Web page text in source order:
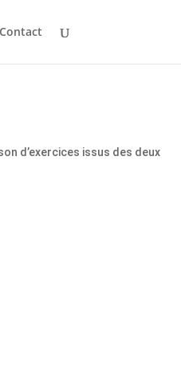
Contact
d’exercices issus des deux